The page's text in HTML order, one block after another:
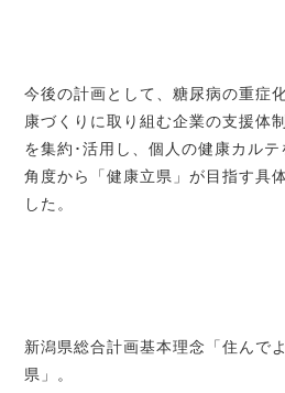
今後の計画として、糖尿病の重症
康づくりに取り組む企業の支援体
を集約･活用し、個人の健康カル
角度から「健康立県」が目指す具
した。
新潟県総合計画基本理念「住んで
県」。